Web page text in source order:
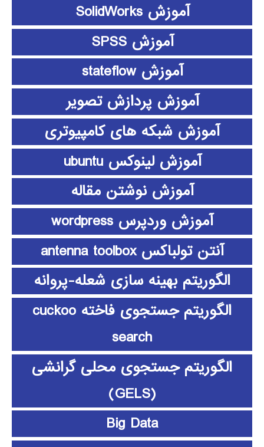
آموزش SolidWorks
آموزش SPSS
آموزش stateflow
آموزش پردازش تصویر
آموزش شبکه های کامپیوتری
آموزش لینوکس ubuntu
آموزش نوشتن مقاله
آموزش وردپرس wordpress
آنتن تولباکس antenna toolbox
الگوریتم بهینه سازی شعله-پروانه
الگوریتم جستجوی فاخته cuckoo
search
الگوریتم جستجوی محلی گرانشی
(GELS)
Big Data